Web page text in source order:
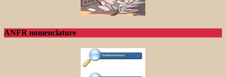
ANFR nomenclature